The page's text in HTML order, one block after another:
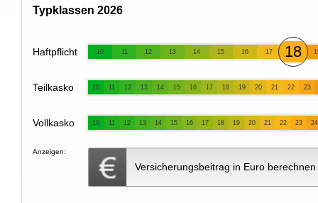
Typklassen 2026
Haftpflicht 10 11 12 13 14 15 16 17 18
Teilkasko 10 11 12 13 14 15 16 17 18 19 20 21 22 23
Vollkasko 10 11 12 13 14 15 16 17 18 19 20 21 22 23 24
Anzeigen:
Versicherungsbeitrag in Euro berechnen